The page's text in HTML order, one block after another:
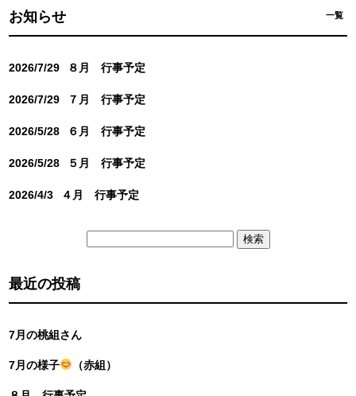
お知らせ 一覧
2026/7/29 ８月 行事予定
2026/7/29 ７月 行事予定
2026/5/28 ６月 行事予定
2026/5/28 ５月 行事予定
2026/4/3 ４月 行事予定
最近の投稿
7月の桃組さん
7月の様子 （赤組）